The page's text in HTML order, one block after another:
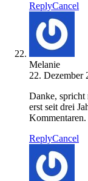
ReplyCancel
Melanie
22. Dezember
Danke, spricht
erst seit drei
Kommentaren.
ReplyCancel